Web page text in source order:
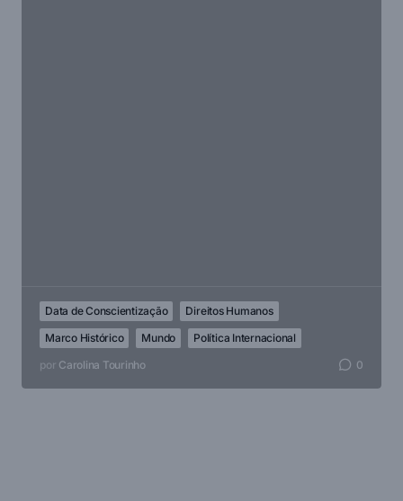
Data de Conscientização
Direitos Humanos
Marco Histórico
Mundo
Política Internacional
por Carolina Tourinho 0